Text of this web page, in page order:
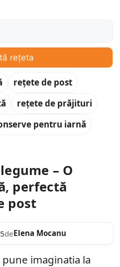
rețeta
rețete de post
rețete de prăjituri
pentru iarnă
– O
perfectă
post
deElena Mocanu
imaginatia la